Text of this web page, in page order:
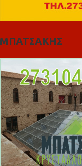
ΜΠΑΤΣΑΚΗΣ